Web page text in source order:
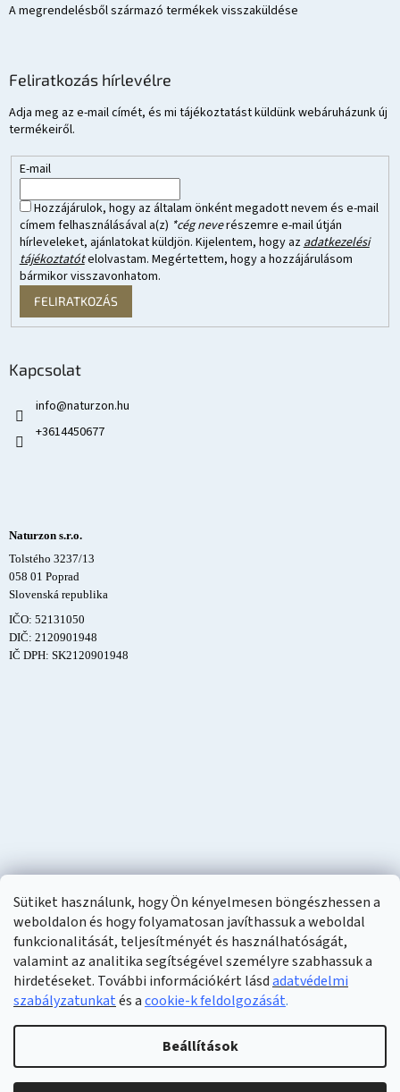
Sütiket használunk, hogy Ön kényelmesen böngészhessen a
weboldalon és hogy folyamatosan javíthassuk a weboldal
funkcionalitását, teljesítményét és használhatóságát,
valamint az analitika segítségével személyre szabhassuk a
hirdetéseket. További információkért lásdadatvédelmi
szabályzatunkatés acookie-k feldolgozását.
Beállítások
A megrendelésből származó termékek visszaküldése
Feliratkozás hírlevélre
Adja meg az e-mail címét, és mi tájékoztatást küldünk webáruházunk új
termékeiről.
E-mail
Hozzájárulok, hogy az általam önként megadott nevem és e-mail
címem felhasználásával a(z) *cég neverészemre e-mail útján
hírleveleket, ajánlatokat küldjön. Kijelentem, hogy az adatkezelési
tájékoztatótelolvastam. Megértettem, hogy a hozzájárulásom
bármikor visszavonhatom.
FELIRATKOZÁS
Kapcsolat
info@naturzon.hu
+3614450677
Naturzon s.r.o.
Tolstého 3237/13
058 01 Poprad
Slovenská republika
IČO: 52131050
DIČ: 2120901948
IČ DPH: SK2120901948
Shoptet készítette